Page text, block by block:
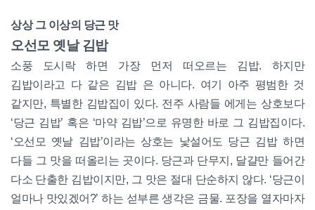
상상 그 이상의 당근 맛
오선모 옛날 김밥
소풍 도시락 하면 가장 먼저 떠오르는 김밥. 하지만
김밥이라고 다 같은 김밥 은 아니다. 여기 아주 평범한 것
같지만, 특별한 김밥집이 있다. 전주 사람들 에게는 상호보다
‘당근 김밥’ 혹은 ‘마약 김밥’으로 유명한 바로 그 김밥집이다.
‘오선모 옛날 김밥’이라는 상호는 낯설어도 당근 김밥 하면
다들 그 맛을 떠올리는 곳이다. 당근과 단무지, 달걀만 들어간
다소 단출한 김밥이지만, 그 맛은 절대 단순하지 않다. ‘당근이
얼마나 맛있겠어?’ 하는 섣부른 생각은 금물. 포장을 열자마자